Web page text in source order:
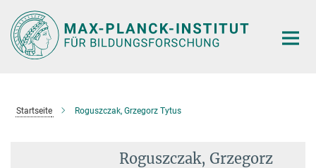
Hauptinhalt
Startseite Roguszczak, Grzegorz Tytus
Roguszczak, Grzegorz